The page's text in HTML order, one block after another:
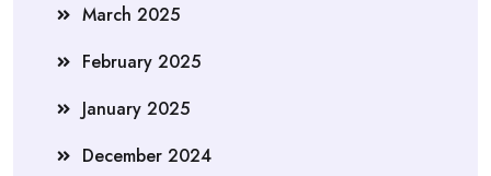
March 2025
February 2025
January 2025
December 2024